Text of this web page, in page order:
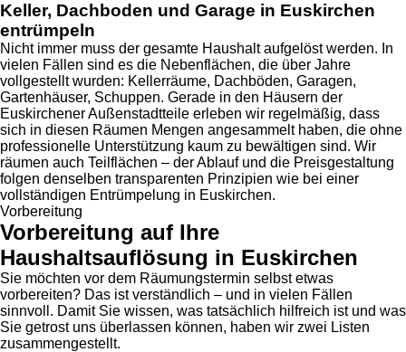
Keller, Dachboden und Garage in Euskirchen
entrümpeln
Nicht immer muss der gesamte Haushalt aufgelöst werden. In
vielen Fällen sind es die Nebenflächen, die über Jahre
vollgestellt wurden: Kellerräume, Dachböden, Garagen,
Gartenhäuser, Schuppen. Gerade in den Häusern der
Euskirchener Außenstadtteile erleben wir regelmäßig, dass
sich in diesen Räumen Mengen angesammelt haben, die ohne
professionelle Unterstützung kaum zu bewältigen sind. Wir
räumen auch Teilflächen – der Ablauf und die Preisgestaltung
folgen denselben transparenten Prinzipien wie bei einer
vollständigen Entrümpelung in Euskirchen.
Vorbereitung
Vorbereitung auf Ihre
Haushaltsauflösung in Euskirchen
Sie möchten vor dem Räumungstermin selbst etwas
vorbereiten? Das ist verständlich – und in vielen Fällen
sinnvoll. Damit Sie wissen, was tatsächlich hilfreich ist und was
Sie getrost uns überlassen können, haben wir zwei Listen
zusammengestellt.